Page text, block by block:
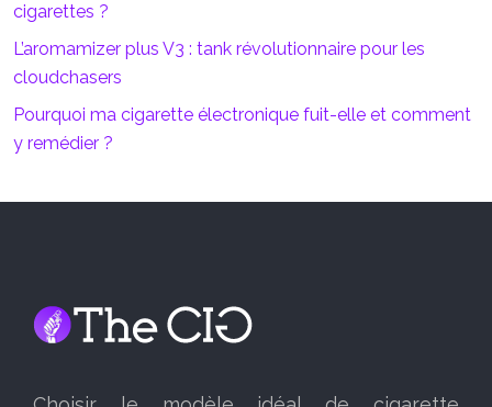
cigarettes ?
L’aromamizer plus V3 : tank révolutionnaire pour les
cloudchasers
Pourquoi ma cigarette électronique fuit-elle et comment
y remédier ?